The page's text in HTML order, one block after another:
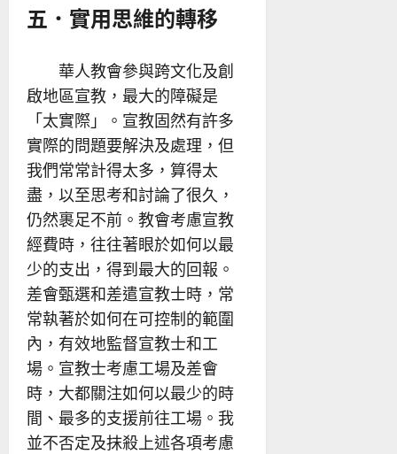
五．實用思維的轉移
華人教會參與跨文化及創
啟地區宣教，最大的障礙是
「太實際」。宣教固然有許多
實際的問題要解決及處理，但
我們常常計得太多，算得太
盡，以至思考和討論了很久，
仍然裹足不前。教會考慮宣教
經費時，往往著眼於如何以最
少的支出，得到最大的回報。
差會甄選和差遣宣教士時，常
常執著於如何在可控制的範圍
內，有效地監督宣教士和工
場。宣教士考慮工場及差會
時，大都關注如何以最少的時
間、最多的支援前往工場。我
並不否定及抹殺上述各項考慮